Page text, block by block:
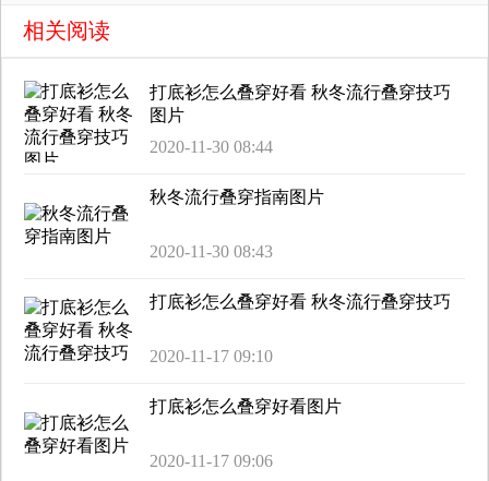
相关阅读
打底衫怎么叠穿好看 秋冬流行叠穿技巧
图片
2020-11-30 08:44
秋冬流行叠穿指南图片
2020-11-30 08:43
打底衫怎么叠穿好看 秋冬流行叠穿技巧
2020-11-17 09:10
打底衫怎么叠穿好看图片
2020-11-17 09:06